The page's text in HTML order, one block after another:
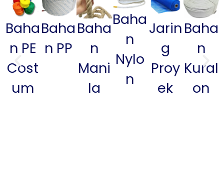
Baha
n PE
Cost
um
Baha
n PP
Baha
n
Mani
la
Baha
n
Nylo
n
Jarin
g
Proy
ek
Baha
n
Kural
on